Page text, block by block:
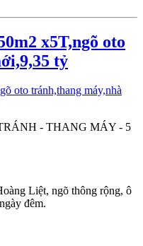
x5T,ngõ oto
tỷ
- THANG MÁY - 5
Liệt, ngõ thông rộng, ô
đêm.